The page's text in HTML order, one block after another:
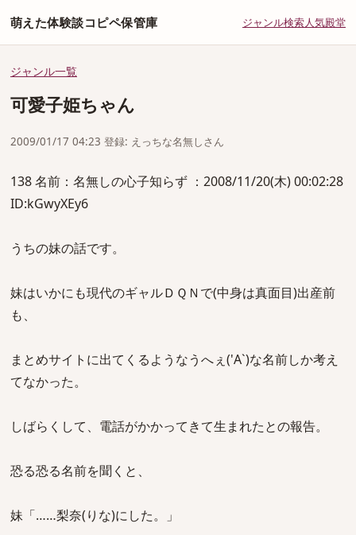
萌えた体験談コピペ保管庫 ジャンル検索人気殿堂
ジャンル一覧
可愛子姫ちゃん
2009/01/17 04:23 登録: えっちな名無しさん
138 名前：名無しの心子知らず ：2008/11/20(木) 00:02:28
ID:kGwyXEy6
うちの妹の話です。
妹はいかにも現代のギャルＤＱＮで(中身は真面目)出産前
も、
まとめサイトに出てくるようなうへぇ('A`)な名前しか考え
てなかった。
しばらくして、電話がかかってきて生まれたとの報告。
恐る恐る名前を聞くと、
妹「……梨奈(りな)にした。」